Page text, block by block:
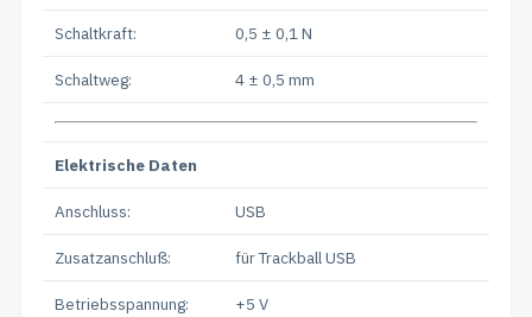
Schaltkraft: 0,5 ± 0,1 N
Schaltweg: 4 ± 0,5 mm
Elektrische Daten
Anschluss: USB
Zusatzanschluß: für Trackball USB
Betriebsspannung: +5 V